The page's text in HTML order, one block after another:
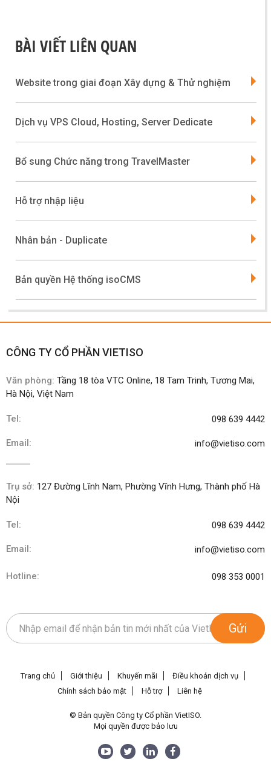
BÀI VIẾT LIÊN QUAN
Website trong giai đoạn Xây dựng & Thử nghiệm
Dịch vụ VPS Cloud, Hosting, Server Dedicate
Bổ sung Chức năng trong TravelMaster
Hỗ trợ nhập liệu
Nhân bản - Duplicate
Bản quyền Hệ thống isoCMS
CÔNG TY CỔ PHẦN VIETISO
Văn phòng: Tầng 18 tòa VTC Online, 18 Tam Trinh, Tương Mai,
Hà Nội, Việt Nam
Tel: 098 639 4442
Email: info@vietiso.com
Trụ sở: 127 Đường Lĩnh Nam, Phường Vĩnh Hưng, Thành phố Hà
Nội
Tel: 098 639 4442
Email: info@vietiso.com
Hotline: 098 353 0001
Gửi
Trang chủ Giới thiệu Khuyến mãi
Điều khoản dịch vụ
Chính sách bảo mật
Hỗ trợ Liên hệ
© Bản quyền Công ty Cổ phần VietISO.
Mọi quyền được bảo lưu